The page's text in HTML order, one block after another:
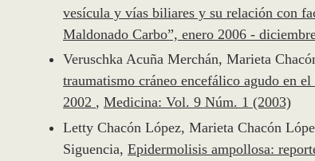
vesícula y vías biliares y su relación con
Maldonado Carbo”, enero 2006 -
Veruschka Acuña Merchán, Marieta
traumatismo cráneo encefálico agudo en
2002 , Medicina: Vol. 9 Núm. 1 (2003)
Letty Chacón López, Marieta Chacón
Siguencia, Epidermolisis ampollosa: